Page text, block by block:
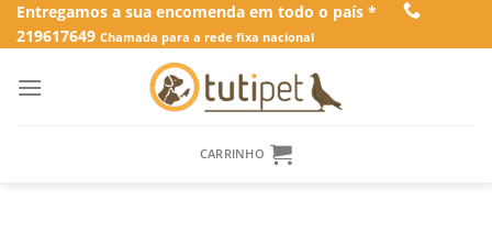
SkipEntregamos a sua encomenda em todo o país *
219617649 Chamada para a rede fixa nacional
CARRINHO